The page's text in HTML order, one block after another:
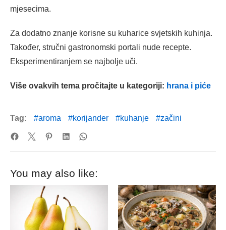
mjesecima.
Za dodatno znanje korisne su kuharice svjetskih kuhinja.
Također, stručni gastronomski portali nude recepte.
Eksperimentiranjem se najbolje uči.
Više ovakvih tema pročitajte u kategoriji: hrana i piće
Tag: aroma korijander kuhanje začini
You may also like: